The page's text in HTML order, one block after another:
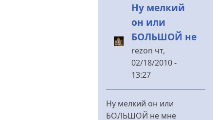
Ну мелкий
он или
БОЛЬШОЙ не
rezon чт,
02/18/2010 -
13:27
У
відповідь
до
Ну мелкий он или
БОЛЬШОЙ не мне